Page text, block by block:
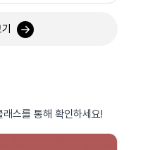
스를 통해 확인하세요!